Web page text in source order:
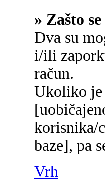
» Zašto
Dva su
i/ili
račun.
Ukoliko je
korisnika/
baze], pa
Vrh